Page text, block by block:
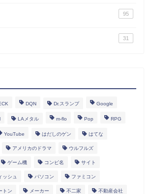
95
31
DQN Dr.スランプ Google
LAメタル m-flo Pop RPG
YouTube はだしのゲン はてな
アメリカのドラマ ウルフルズ
ゲーム機 コンピ名 サイト
ッシュ パソコン ファミコン
トン メーカー 不二家 不動産会社